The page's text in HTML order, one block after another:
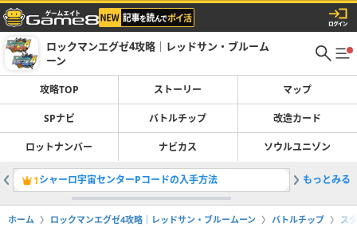
ロックマンエグゼ4攻略｜レッドサン・ブルーム
ーン
攻略TOP ストーリー マップ
SPナビ バトルチップ 改造カード
ロットナンバー ナビカス ソウルユニゾン
1シャーロ宇宙センターPコードの入手方法 2スーパ
もっとみる
ホーム ロックマンエグゼ4攻略｜レッドサン・ブルームーン バトルチップ ス